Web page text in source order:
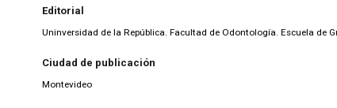
Editorial
Uninversidad de la República. Facultad de Odontología. Escuela de
Ciudad de publicación
Montevideo